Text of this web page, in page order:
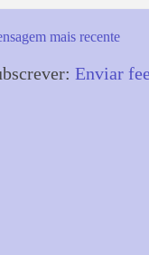
mais recente
Enviar